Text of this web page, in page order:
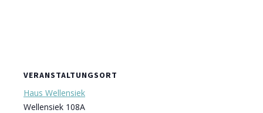
VERANSTALTUNGSORT
Haus Wellensiek
Wellensiek 108A